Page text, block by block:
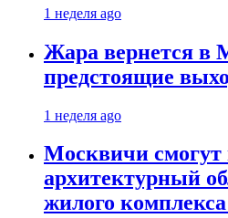
1 неделя ago
Жара вернется в
предстоящие
1 неделя ago
Москвичи смогут
архитектурный
жилого